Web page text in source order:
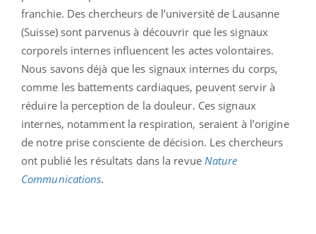
franchie. Des chercheurs de l’université de Lausanne
(Suisse) sont parvenus à découvrir que les signaux
corporels internes influencent les actes volontaires.
Nous savons déjà que les signaux internes du corps,
comme les battements cardiaques, peuvent servir à
réduire la perception de la douleur. Ces signaux
internes, notamment la respiration, seraient à l’origine
de notre prise consciente de décision. Les chercheurs
ont publié les résultats dans la revue Nature
Communications.